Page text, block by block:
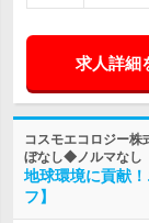
求人詳細
コスモエコロジー
ぼなし◆ノルマなし
地球環境に貢献
フ】